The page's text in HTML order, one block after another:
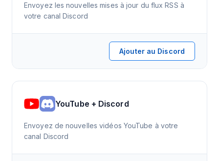
Envoyez les nouvelles mises à jour du flux RSS à
votre canal Discord
Ajouter au Discord
YouTube + Discord
Envoyez de nouvelles vidéos YouTube à votre
canal Discord